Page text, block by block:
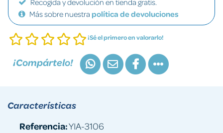
Recogida y devolución en tienda gratis.
Más sobre nuestra política de devoluciones
¡Sé el primero en valorarlo!
¡Compártelo!
Características
Referencia:YIA-3106